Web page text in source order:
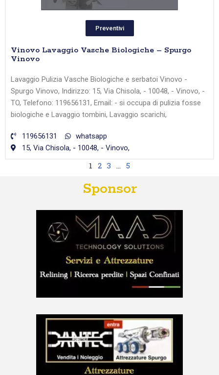
Preventivi
Vinovo Lavaggio Vasche Biologiche – Spurgo
Vinovo
Lavaggio Pulizia Vasche Biologiche e serbatoi Vinovo -
Spurgo Vinovo, Indirizzo: 15, Via Chisola, - 10048, - Vinovo, -
TO, Telefono: 119656131, Email: - si occupa di pulizia fosse
biologiche e Lavaggio tombini, Lavaggio scarichi,
119656131
whatsapp
15, Via Chisola, - 10048, - Vinovo,
1 2 3 … 5
Sponsor